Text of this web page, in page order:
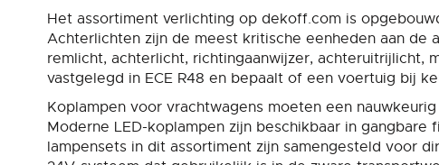
Het assortiment verlichting op dekoff.com is
Achterlichten zijn de meest kritische eenheden aan de
remlicht, achterlicht, richtingaanwijzer, achteruitrijlicht,
vastgelegd in ECE R48 en bepaalt of een voertuig bij
Koplampen voor vrachtwagens moeten een
Moderne LED-koplampen zijn beschikbaar in
lampensets in dit assortiment zijn samengesteld voor